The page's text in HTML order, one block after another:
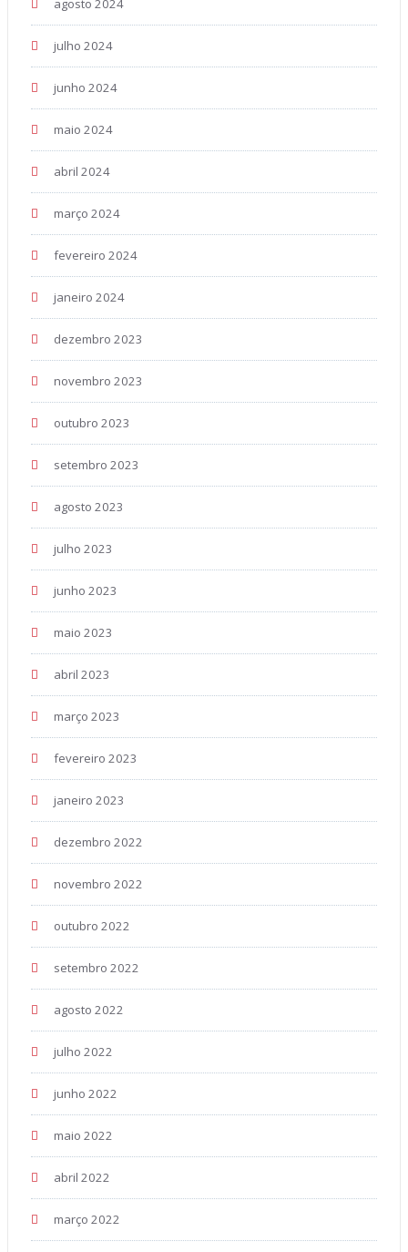
agosto 2024
julho 2024
junho 2024
maio 2024
abril 2024
março 2024
fevereiro 2024
janeiro 2024
dezembro 2023
novembro 2023
outubro 2023
setembro 2023
agosto 2023
julho 2023
junho 2023
maio 2023
abril 2023
março 2023
fevereiro 2023
janeiro 2023
dezembro 2022
novembro 2022
outubro 2022
setembro 2022
agosto 2022
julho 2022
junho 2022
maio 2022
abril 2022
março 2022